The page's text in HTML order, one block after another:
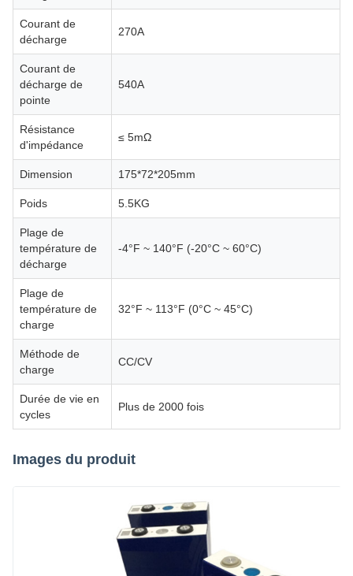
Courant de
décharge
270A
Courant de
décharge de
pointe
540A
Résistance
d'impédance
≤ 5mΩ
Dimension 175*72*205mm
Poids 5.5KG
Plage de
température de
décharge
-4°F ~ 140°F (-20°C ~ 60°C)
Plage de
température de
charge
32°F ~ 113°F (0°C ~ 45°C)
Méthode de
charge
CC/CV
Durée de vie en
cycles
Plus de 2000 fois
Images du produit